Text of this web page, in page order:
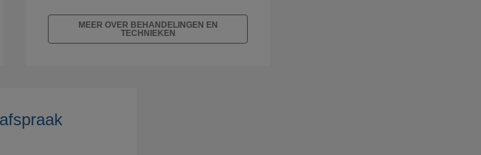
MEER OVER BEHANDELINGEN EN
TECHNIEKEN